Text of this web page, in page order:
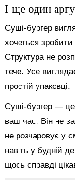
І ще один
Суші-бургер
хочеться
Структура не
тече. Усе
простій упаковці.
Суші-бургер —
ваш час. Він не
не розчаровує у
навіть у будній
щось справді